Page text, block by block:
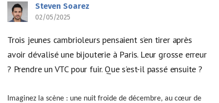
Steven Soarez
02/05/2025
Trois jeunes cambrioleurs pensaient s’en tirer après
avoir dévalisé une bijouterie à Paris. Leur grosse erreur
? Prendre un VTC pour fuir. Que s’est-il passé ensuite ?
Imaginez la scène : une nuit froide de décembre, au cœur de